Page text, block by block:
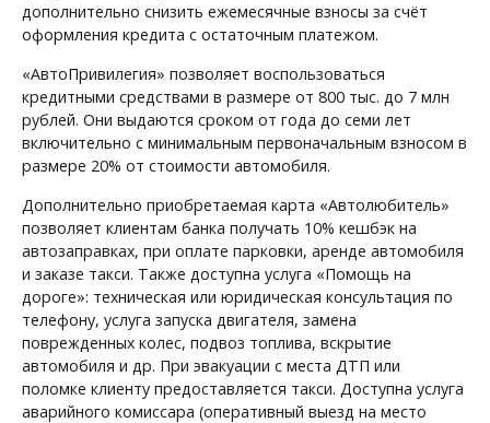
дополнительно снизить ежемесячные взносы за счёт
оформления кредита с остаточным платежом.
«АвтоПривилегия» позволяет воспользоваться
кредитными средствами в размере от 800 тыс. до 7 млн
рублей. Они выдаются сроком от года до семи лет
включительно с минимальным первоначальным взносом в
размере 20% от стоимости автомобиля.
Дополнительно приобретаемая карта «Автолюбитель»
позволяет клиентам банка получать 10% кешбэк на
автозаправках, при оплате парковки, аренде автомобиля
и заказе такси. Также доступна услуга «Помощь на
дороге»: техническая или юридическая консультация по
телефону, услуга запуска двигателя, замена
поврежденных колес, подвоз топлива, вскрытие
автомобиля и др. При эвакуации с места ДТП или
поломке клиенту предоставляется такси. Доступна услуга
аварийного комиссара (оперативный выезд на место